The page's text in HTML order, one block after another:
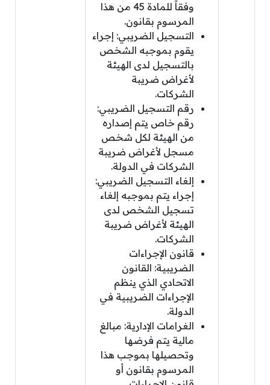
وفقاً للمادة 45 من هذا
المرسوم بقانون.
التسجيل الضريبي: إجراء
يقوم بموجبه الشخص
بالتسجيل لدى الهيئة
لأغراض ضريبة
الشركات.
رقم التسجيل الضريبي:
رقم خاص يتم إصداره
من الهيئة لكل شخص
مسجل لأغراض ضريبة
الشركات في الدولة.
إلغاء التسجيل الضريبي:
إجراء يتم بموجبه إلغاء
تسجيل الشخص لدى
الهيئة لأغراض ضريبة
الشركات.
قانون الإجراءات
الضريبية: القانون
الاتحادي الذي ينظم
الإجراءات الضريبية في
الدولة.
الغرامات الإدارية: مبالغ
مالية يتم فرضها
وتحصيلها بموجب هذا
المرسوم بقانون أو